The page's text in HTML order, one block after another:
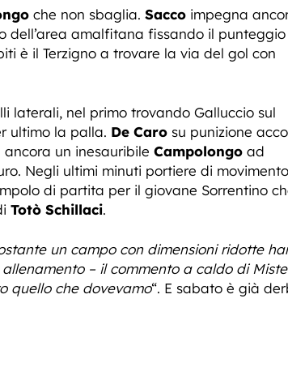
che non sbaglia. Sacco impegna
dell’area amalfitana fissando il punteggio
è il Terzigno a trovare la via del gol con
laterali, nel primo trovando Galluccio sul
ultimo la palla. De Caro su punizione
un inesauribile Campolongo ad
Negli ultimi minuti portiere di
di partita per il giovane Sorrentino
Totò Schillaci.
un campo con dimensioni ridotte
– il commento a caldo di
quello che dovevamo“. E sabato è già